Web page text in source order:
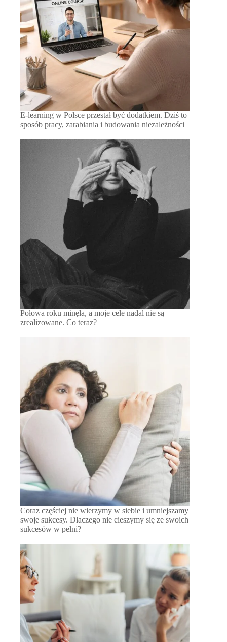
E-learning w Polsce przestał być dodatkiem. Dziś to
sposób pracy, zarabiania i budowania niezależności
Połowa roku minęła, a moje cele nadal nie są
zrealizowane. Co teraz?
Coraz częściej nie wierzymy w siebie i umniejszamy
swoje sukcesy. Dlaczego nie cieszymy się ze swoich
sukcesów w pełni?